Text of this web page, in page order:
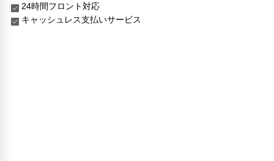
24時間フロント対応
キャッシュレス支払いサービス